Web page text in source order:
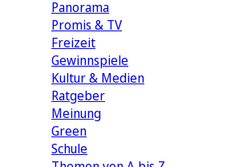
Panorama
Promis & TV
Freizeit
Gewinnspiele
Kultur & Medien
Ratgeber
Meinung
Green
Schule